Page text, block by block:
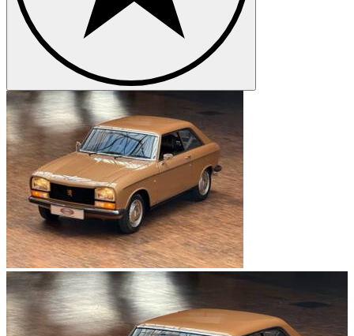
die Entwicklung des weltweit ersten elektronisch voll einklappbaren
Stahldaches. Diese Cabrio Version des 401 ist extrem selten; es sind
nur drei existierende Exemplare bekannt. Ein weiteres Modell unter
den zahlreichen Klassikern ist der Peugeot 504. Dieser, mit dem
italienischen Karosseriedesigner Pininfarina entworfene Wagen der
oberen Mittelklasse, überzeugt vor allem in der Coupé/Cabrio-
Version mit seinem eleganten Auftritt. Neben den häufigeren
Limousine- und Kombiversionen sind diese heute extrem selten und
begehrte Oldtimer.
Logo
Der bekannte Peugeot Löwe geht im Ursprung zurück auf die
Ähnlichkeit der von Peugeot produzierten Sägeblätter mit dem
Rachen eines Löwen. Dessen Eigenschaften von Robustheit,
Elastizität und Schnelligkeit stehen seitdem im übertragenen Sinne
für Peugeots Fahrzeuge. Aus Sicherheitsgründen durfte der Löwe
als Kühlerfigur ab 1958 kein Automobil mehr auf der Motorhaube
zieren.
Peugeot Modelle